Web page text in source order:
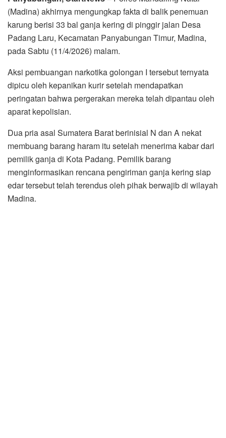
(Madina) akhirnya mengungkap fakta di balik penemuan
karung berisi 33 bal ganja kering di pinggir jalan Desa
Padang Laru, Kecamatan Panyabungan Timur, Madina,
pada Sabtu (11/4/2026) malam.
Aksi pembuangan narkotika golongan I tersebut ternyata
dipicu oleh kepanikan kurir setelah mendapatkan
peringatan bahwa pergerakan mereka telah dipantau oleh
aparat kepolisian.
Dua pria asal Sumatera Barat berinisial N dan A nekat
membuang barang haram itu setelah menerima kabar dari
pemilik ganja di Kota Padang. Pemilik barang
menginformasikan rencana pengiriman ganja kering siap
edar tersebut telah terendus oleh pihak berwajib di wilayah
Madina.